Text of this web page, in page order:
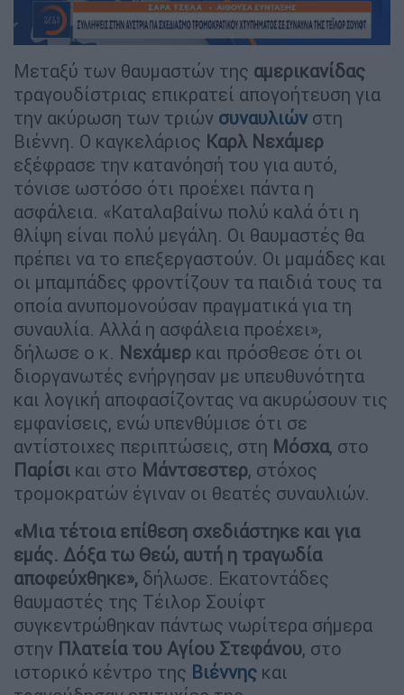
Μεταξύ των θαυμαστών της αμερικανίδας
τραγουδίστριας επικρατεί απογοήτευση για
την ακύρωση των τριών συναυλιών στη
Βιέννη. Ο καγκελάριος Καρλ Νεχάμερ
εξέφρασε την κατανόησή του για αυτό,
τόνισε ωστόσο ότι προέχει πάντα η
ασφάλεια. «Καταλαβαίνω πολύ καλά ότι η
θλίψη είναι πολύ μεγάλη. Οι θαυμαστές θα
πρέπει να το επεξεργαστούν. Οι μαμάδες και
οι μπαμπάδες φροντίζουν τα παιδιά τους τα
οποία ανυπομονούσαν πραγματικά για τη
συναυλία. Αλλά η ασφάλεια προέχει»,
δήλωσε ο κ. Νεχάμερ και πρόσθεσε ότι οι
διοργανωτές ενήργησαν με υπευθυνότητα
και λογική αποφασίζοντας να ακυρώσουν τις
εμφανίσεις, ενώ υπενθύμισε ότι σε
αντίστοιχες περιπτώσεις, στη Μόσχα, στο
Παρίσι και στο Μάντσεστερ, στόχος
τρομοκρατών έγιναν οι θεατές συναυλιών.
«Μια τέτοια επίθεση σχεδιάστηκε και για
εμάς. Δόξα τω Θεώ, αυτή η τραγωδία
αποφεύχθηκε», δήλωσε. Εκατοντάδες
θαυμαστές της Τέιλορ Σουίφτ
συγκεντρώθηκαν πάντως νωρίτερα σήμερα
στην Πλατεία του Αγίου Στεφάνου, στο
ιστορικό κέντρο της Βιέννης και